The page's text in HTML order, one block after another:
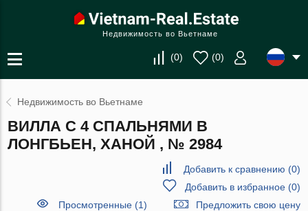
Недвижимость во Вьетнаме
(0) (0)
Недвижимость во Вьетнаме
ВИЛЛА С 4 СПАЛЬНЯМИ В
ЛОНГБЬЕН, ХАНОЙ , № 2984
Добавить к сравнению (0)
Добавить в избранное(0)
Просмотренные (1)
Предложить свою цену